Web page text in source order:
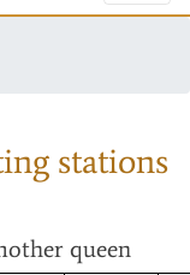
stations
queen